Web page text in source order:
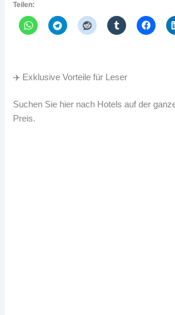
Teilen:
✈️ Exklusive Vorteile für Leser
Suchen Sie hier nach Hotels auf der
Preis.